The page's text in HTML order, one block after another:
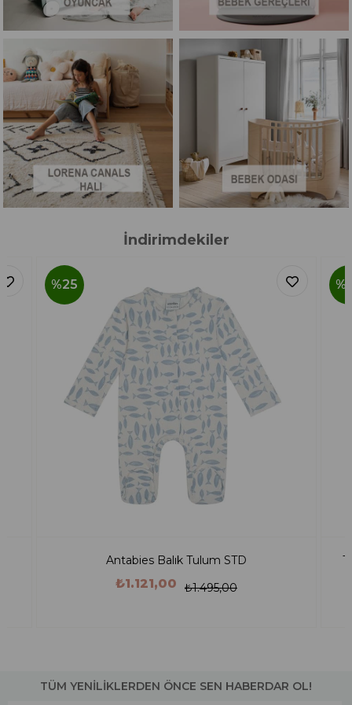
İndirimdekiler
Tennis Club Kız Çocuk Tenis Elbisesi Pembe
₺1.350,00 ₺1.800,00
%25
TÜM YENİLİKLERDEN ÖNCE SEN HABERDAR OL!